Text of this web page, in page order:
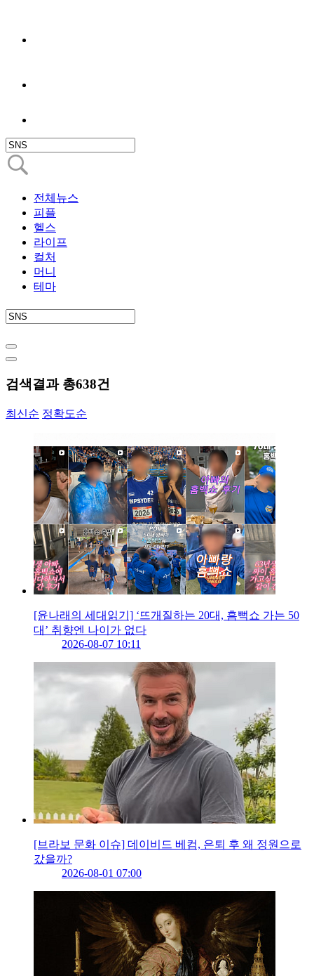
전체뉴스
피플
헬스
라이프
컬처
머니
테마
검색결과 총638건
최신순 정확도순
[윤나래의 세대읽기] ‘뜨개질하는 20대, 흠뻑쇼 가는 50
대’ 취향엔 나이가 없다
2026-08-07 10:11
[브라보 문화 이슈] 데이비드 베컴, 은퇴 후 왜 정원으로
갔을까?
2026-08-01 07:00